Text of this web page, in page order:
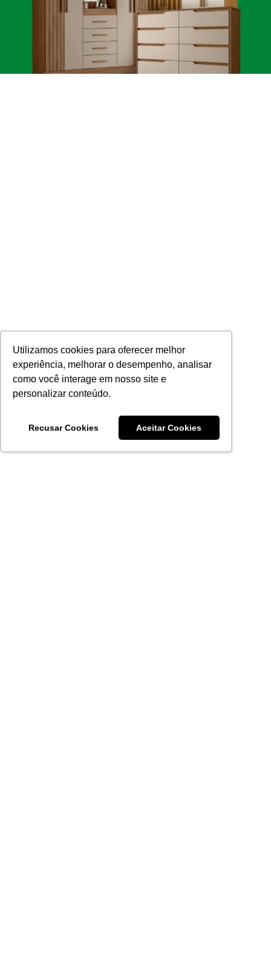
Utilizamos cookies para oferecer melhor
experiência, melhorar o desempenho, analisar
como você interage em nosso site e
personalizar conteúdo.
Recusar Cookies Aceitar Cookies